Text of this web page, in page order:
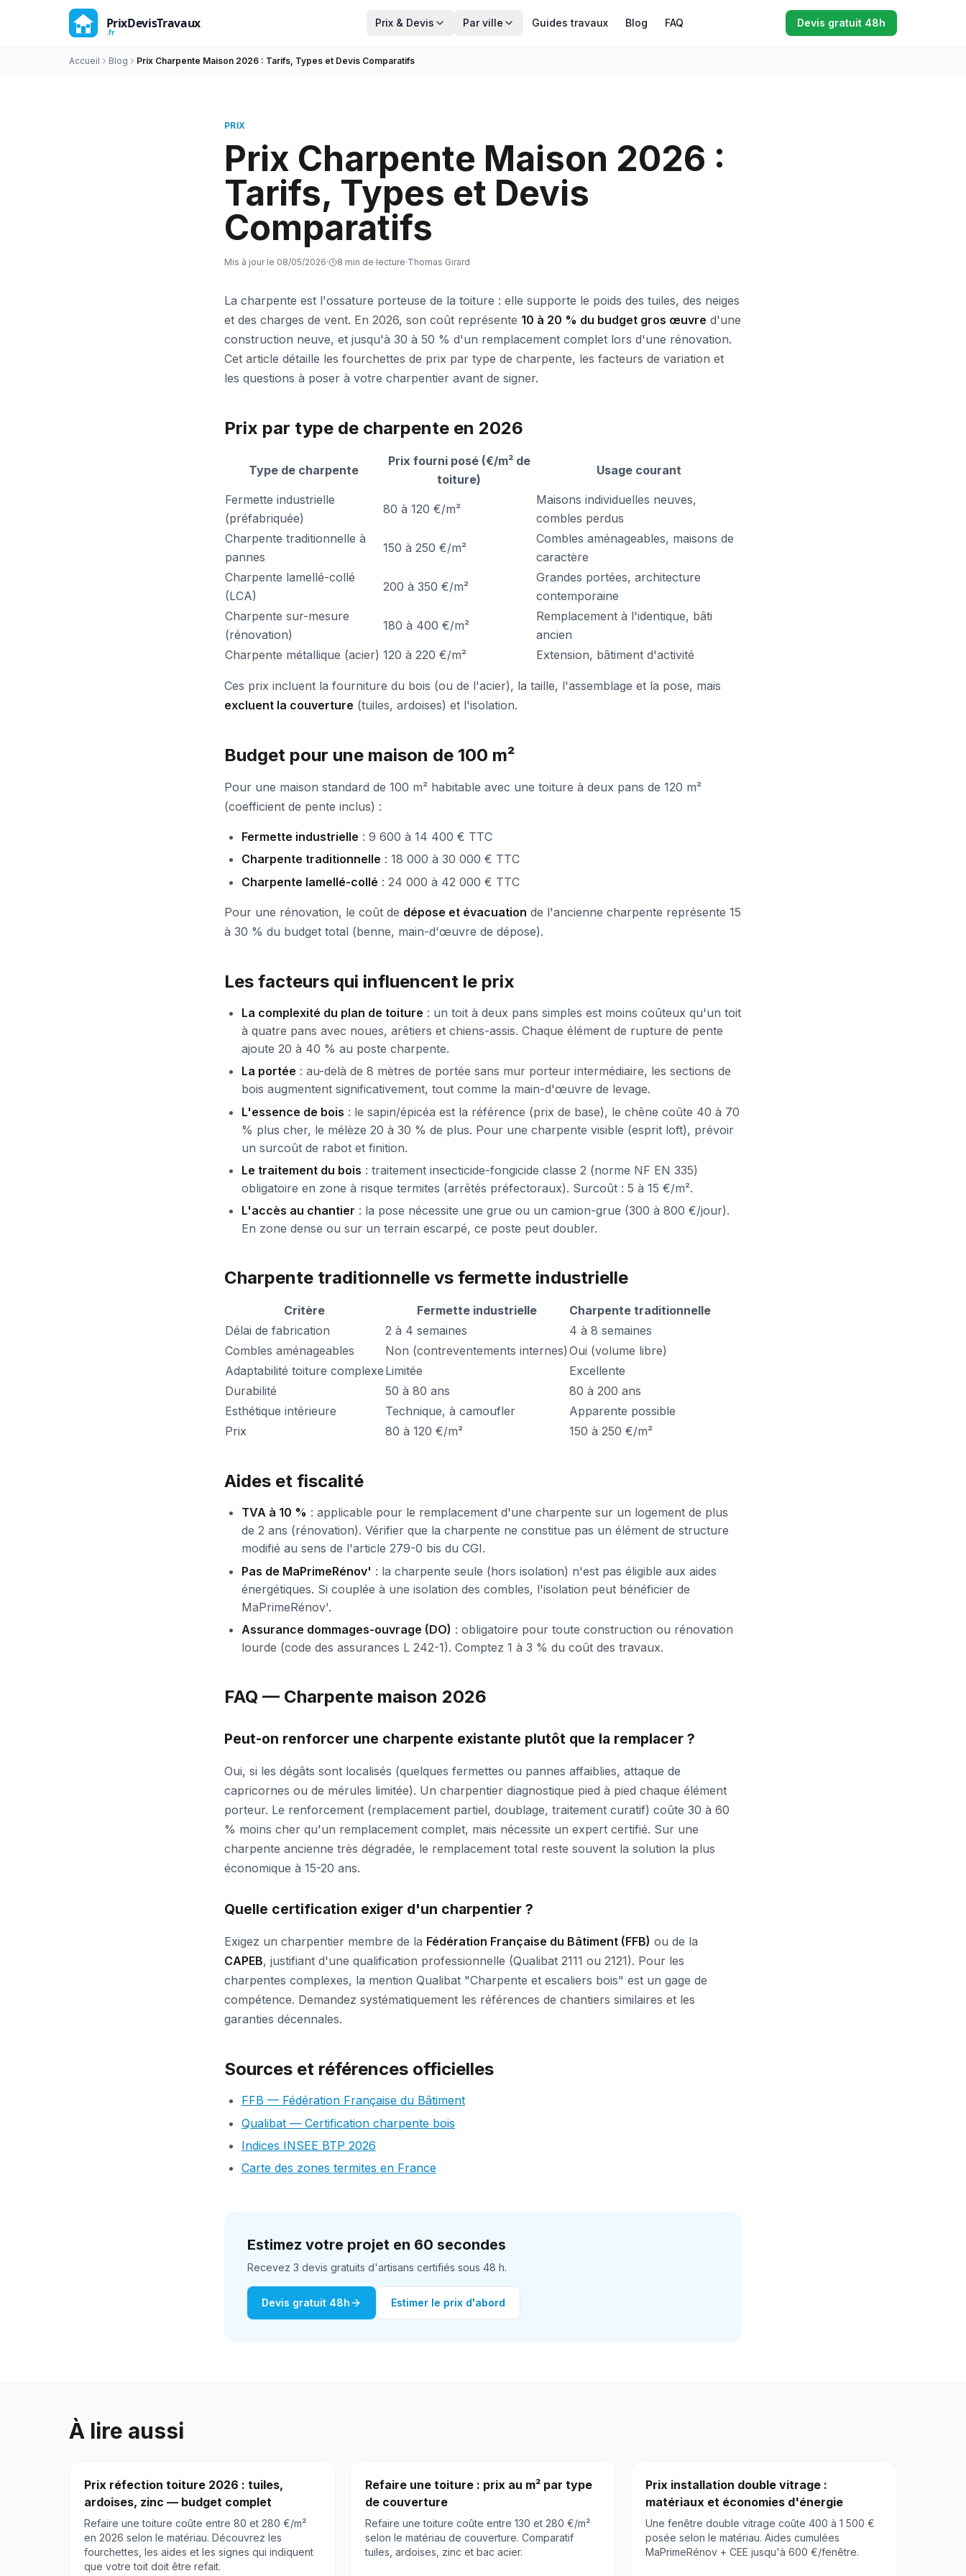
Prix & Devis Par ville Guides travaux Blog FAQ Devis gratuit 48h
Accueil Blog Prix Charpente Maison 2026 : Tarifs, Types et Devis Comparatifs
PRIX
Prix Charpente Maison 2026 :
Tarifs, Types et Devis
Comparatifs
Mis à jour le 08/05/2026· 8 min de lecture·Thomas Girard
La charpente est l'ossature porteuse de la toiture : elle supporte le poids des tuiles, des neiges
et des charges de vent. En 2026, son coût représente 10 à 20 % du budget gros œuvre d'une
construction neuve, et jusqu'à 30 à 50 % d'un remplacement complet lors d'une rénovation.
Cet article détaille les fourchettes de prix par type de charpente, les facteurs de variation et
les questions à poser à votre charpentier avant de signer.
Prix par type de charpente en 2026
Type de charpente
Prix fourni posé (€/m² de
toiture)
Usage courant
Fermette industrielle
(préfabriquée)
80 à 120 €/m²
Maisons individuelles neuves,
combles perdus
Charpente traditionnelle à
pannes
150 à 250 €/m²
Combles aménageables, maisons de
caractère
Charpente lamellé-collé
(LCA)
200 à 350 €/m²
Grandes portées, architecture
contemporaine
Charpente sur-mesure
(rénovation)
180 à 400 €/m²
Remplacement à l'identique, bâti
ancien
Charpente métallique (acier) 120 à 220 €/m² Extension, bâtiment d'activité
Ces prix incluent la fourniture du bois (ou de l'acier), la taille, l'assemblage et la pose, mais
excluent la couverture (tuiles, ardoises) et l'isolation.
Budget pour une maison de 100 m²
Pour une maison standard de 100 m² habitable avec une toiture à deux pans de 120 m²
(coefficient de pente inclus) :
Fermette industrielle : 9 600 à 14 400 € TTC
Charpente traditionnelle : 18 000 à 30 000 € TTC
Charpente lamellé-collé : 24 000 à 42 000 € TTC
Pour une rénovation, le coût de dépose et évacuation de l'ancienne charpente représente 15
à 30 % du budget total (benne, main-d'œuvre de dépose).
Les facteurs qui influencent le prix
La complexité du plan de toiture : un toit à deux pans simples est moins coûteux qu'un toit
à quatre pans avec noues, arêtiers et chiens-assis. Chaque élément de rupture de pente
ajoute 20 à 40 % au poste charpente.
La portée : au-delà de 8 mètres de portée sans mur porteur intermédiaire, les sections de
bois augmentent significativement, tout comme la main-d'œuvre de levage.
L'essence de bois : le sapin/épicéa est la référence (prix de base), le chêne coûte 40 à 70
% plus cher, le mélèze 20 à 30 % de plus. Pour une charpente visible (esprit loft), prévoir
un surcoût de rabot et finition.
Le traitement du bois : traitement insecticide-fongicide classe 2 (norme NF EN 335)
obligatoire en zone à risque termites (arrêtés préfectoraux). Surcoût : 5 à 15 €/m².
L'accès au chantier : la pose nécessite une grue ou un camion-grue (300 à 800 €/jour).
En zone dense ou sur un terrain escarpé, ce poste peut doubler.
Charpente traditionnelle vs fermette industrielle
Critère Fermette industrielle
Charpente traditionnelle
Délai de fabrication
2 à 4 semaines
4 à 8 semaines
Combles aménageables
Non (contreventements internes) Oui (volume libre)
Adaptabilité toiture complexe Limitée
Excellente
Durabilité
50 à 80 ans
80 à 200 ans
Esthétique intérieure
Technique, à camoufler
Apparente possible
Prix
80 à 120 €/m² 150 à 250 €/m²
Aides et fiscalité
TVA à 10 % : applicable pour le remplacement d'une charpente sur un logement de plus
de 2 ans (rénovation). Vérifier que la charpente ne constitue pas un élément de structure
modifié au sens de l'article 279-0 bis du CGI.
Pas de MaPrimeRénov' : la charpente seule (hors isolation) n'est pas éligible aux aides
énergétiques. Si couplée à une isolation des combles, l'isolation peut bénéficier de
MaPrimeRénov'.
Assurance dommages-ouvrage (DO) : obligatoire pour toute construction ou rénovation
lourde (code des assurances L 242-1). Comptez 1 à 3 % du coût des travaux.
FAQ — Charpente maison 2026
Peut-on renforcer une charpente existante plutôt que la remplacer ?
Oui, si les dégâts sont localisés (quelques fermettes ou pannes affaiblies, attaque de
capricornes ou de mérules limitée). Un charpentier diagnostique pied à pied chaque élément
porteur. Le renforcement (remplacement partiel, doublage, traitement curatif) coûte 30 à 60
% moins cher qu'un remplacement complet, mais nécessite un expert certifié. Sur une
charpente ancienne très dégradée, le remplacement total reste souvent la solution la plus
économique à 15-20 ans.
Quelle certification exiger d'un charpentier ?
Exigez un charpentier membre de la Fédération Française du Bâtiment (FFB) ou de la
CAPEB, justifiant d'une qualification professionnelle (Qualibat 2111 ou 2121). Pour les
charpentes complexes, la mention Qualibat "Charpente et escaliers bois" est un gage de
compétence. Demandez systématiquement les références de chantiers similaires et les
garanties décennales.
Sources et références officielles
FFB — Fédération Française du Bâtiment
Qualibat — Certification charpente bois
Indices INSEE BTP 2026
Carte des zones termites en France
Estimez votre projet en 60 secondes
Recevez 3 devis gratuits d'artisans certifiés sous 48 h.
Devis gratuit 48h Estimer le prix d'abord
À lire aussi
Prix réfection toiture 2026 : tuiles,
ardoises, zinc — budget complet
Refaire une toiture coûte entre 80 et 280 €/m²
en 2026 selon le matériau. Découvrez les
fourchettes, les aides et les signes qui indiquent
que votre toit doit être refait.
Refaire une toiture : prix au m² par type
de couverture
Refaire une toiture coûte entre 130 et 280 €/m²
selon le matériau de couverture. Comparatif
tuiles, ardoises, zinc et bac acier.
Prix installation double vitrage :
matériaux et économies d'énergie
Une fenêtre double vitrage coûte 400 à 1 500 €
posée selon le matériau. Aides cumulées
MaPrimeRénov + CEE jusqu'à 600 €/fenêtre.